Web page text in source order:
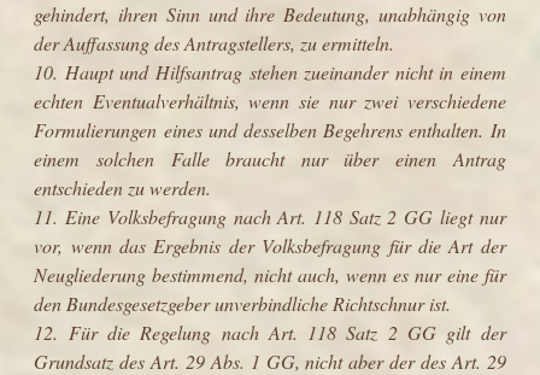
gehindert, ihren Sinn und ihre Bedeutung, unabhängig von
der Auffassung des Antragstellers, zu ermitteln.
10. Haupt und Hilfsantrag stehen zueinander nicht in einem
echten Eventualverhältnis, wenn sie nur zwei verschiedene
Formulierungen eines und desselben Begehrens enthalten. In
einem solchen Falle braucht nur über einen Antrag
entschieden zu werden.
11. Eine Volksbefragung nach Art. 118 Satz 2 GG liegt nur
vor, wenn das Ergebnis der Volksbefragung für die Art der
Neugliederung bestimmend, nicht auch, wenn es nur eine für
den Bundesgesetzgeber unverbindliche Richtschnur ist.
12. Für die Regelung nach Art. 118 Satz 2 GG gilt der
Grundsatz des Art. 29 Abs. 1 GG, nicht aber der des Art. 29